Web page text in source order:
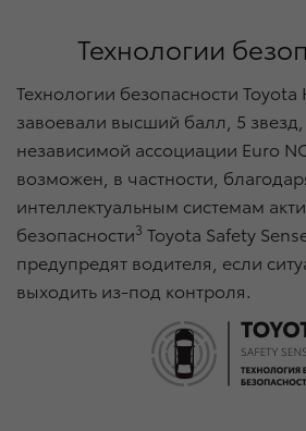
Технологии
Технологии безопасности
завоевали высший балл, 5
независимой ассоциации Euro
возможен, в частности,
интеллектуальным системам
безопасности3 Toyota Safety
предупредят водителя, если
выходить из-под контроля.